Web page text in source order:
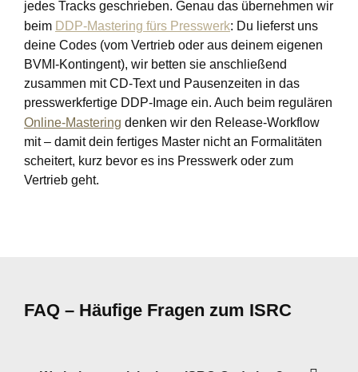
jedes Tracks geschrieben. Genau das übernehmen wir
beim DDP-Mastering fürs Presswerk: Du lieferst uns
deine Codes (vom Vertrieb oder aus deinem eigenen
BVMI-Kontingent), wir betten sie anschließend
zusammen mit CD-Text und Pausenzeiten in das
presswerkfertige DDP-Image ein. Auch beim regulären
Online-Mastering denken wir den Release-Workflow
mit – damit dein fertiges Master nicht an Formalitäten
scheitert, kurz bevor es ins Presswerk oder zum
Vertrieb geht.
FAQ – Häufige Fragen zum ISRC